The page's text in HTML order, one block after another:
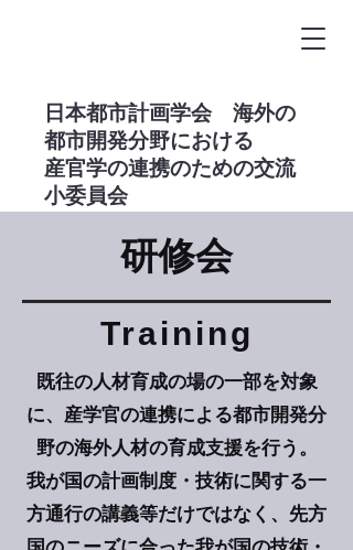
​日本都市計画学会 海外の
都市開発分野における
産官学の連携のための交流
小委員会
​研修会
Training
既往の人材育成の場の一部を対象
に、産学官の連携による都市開発分
野の海外人材の育成支援を行う。
我が国の計画制度・技術に関する一
方通行の講義等だけではなく、先方